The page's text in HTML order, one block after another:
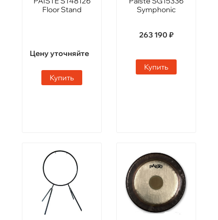
Floor Stand
Цену уточняйте
Купить
Symphonic
263 190 ₽
Купить